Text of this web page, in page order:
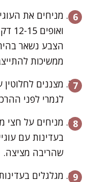
מניחים את
הצבע נשאר
ממשיכות
מצננים
לגמרי לפני
מניחים על חצי
בעדינות עם
שהריבה מציצה.
מגלגלים